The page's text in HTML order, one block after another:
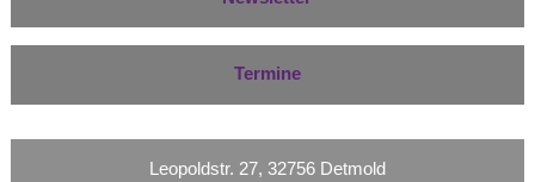
Termine
Leopoldstr. 27, 32756 Detmold